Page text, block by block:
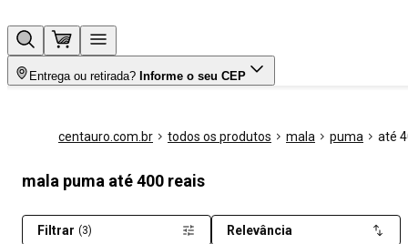
Entrega ou retirada? Informe o seu CEP
centauro.com.br todos os produtos mala puma até
mala puma até 400 reais
Filtrar (3) Relevância